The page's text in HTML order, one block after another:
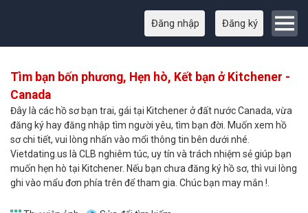
Đăng nhập Đăng ký
Tìm bạn bốn phương, Hẹn hò, Kết bạn ở Kitchener -
Canada
Đây là các hồ sơ bạn trai, gái tại Kitchener ở đất nước Canada, vừa
đăng ký hay đăng nhập tìm người yêu, tìm bạn đời. Muốn xem hồ
sơ chi tiết, vui lòng nhấn vào mổi thông tin bên dưới nhé.
Vietdating.us là CLB nghiêm túc, uy tín và trách nhiệm sẻ giúp bạn
muốn hẹn hò tại Kitchener. Nếu bạn chưa đăng ký hồ sơ, thì vui lòng
ghi vào mẩu đơn phía trên để tham gia. Chúc bạn may mắn !.